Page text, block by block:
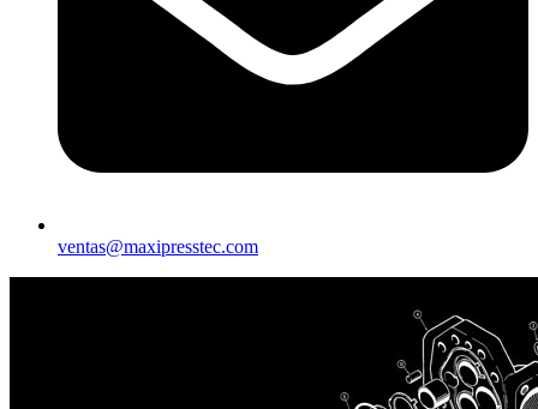
ventas@maxipresstec.com